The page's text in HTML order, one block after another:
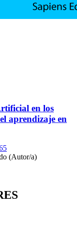
en los
aprendizaje en
(Autor/a)